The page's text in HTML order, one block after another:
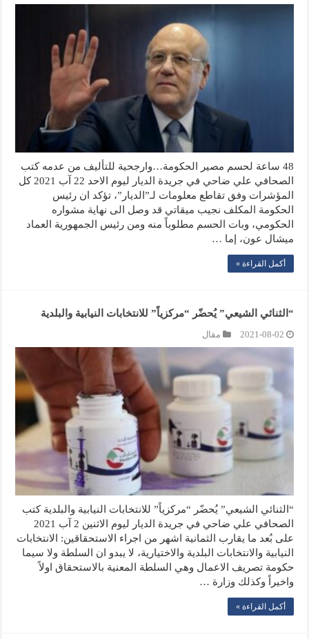
48 ساعة لحسم مصير الحكومة…وارجحية للتأليف من عدمه كتب
الصحافي علي ضاحي في جريدة الديار ليوم الاحد 22 آب 2021 كل
المؤشرات وفق تقاطع معلومات لـ”الديار”، تؤكد ان رئيس
الحكومة المكلف نجيب ميقاتي قد وصل الى نهاية مشواره
الحكومي، وبات الحسم مطلوباً منه ومن رئيس الجمهورية العماد
ميشال عون، إما …
أكمل القراءة »
“الثنائي الشيعي” يُحضّر “مركزياً” للانتخابات النيابية والبلدية
2021-08-02 مقال
“الثنائي الشيعي” يُحضّر “مركزياً” للانتخابات النيابية والبلدية كتب
الصحافي علي ضاحي في جريدة الديار ليوم الاثنين 2 آب 2021
على بُعد ما يقارب الثمانية اشهر من اجراء الاستحقاقين: الانتخابات
النيابية والانتخابات البلدية والاختيارية، لا يبدو ان السلطة ولا سيما
حكومة تصريف الاعمال وهي السلطة المعنية بالاستحقاق اولاً
واخيراً وكذلك وزارة …
أكمل القراءة »